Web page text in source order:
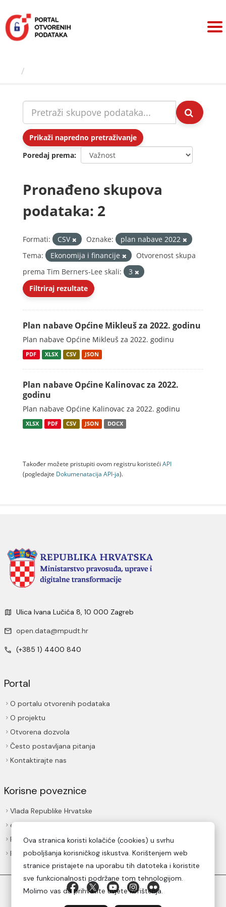
sadržaj
Prikaži napredno pretraživanje
Poredaj prema
Pronađeno skupova
podataka: 2
Formati: CSV Oznake:
plan nabave 2022
Tema:
Ekonomija i financije
Otvorenost skupa
prema Tim Berners-Lee skali:
3
Filtriraj rezultate
Plan nabave Općine Mikleuš za 2022. godinu
Plan nabave Općine Mikleuš za 2022. godinu
PDF XLSX CSV JSON
Plan nabave Općine Kalinovac za 2022.
godinu
Plan nabave Općine Kalinovac za 2022. godinu
XLSX PDF CSV JSON DOCX
Također možete pristupiti ovom registru koristeći API
(pogledajte Dokumenаtаcijа API-jа).